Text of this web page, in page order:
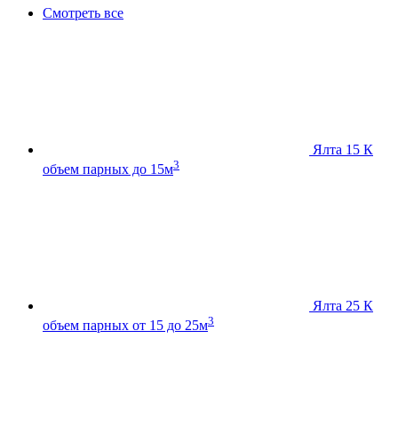
Смотреть все
Ялта 15 К
объем парных до 15м3
Ялта 25 К
объем парных от 15 до 25м3